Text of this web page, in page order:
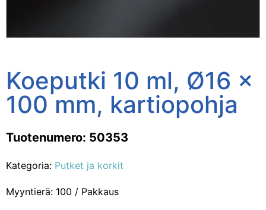
Koeputki 10 ml, Ø16 x
100 mm, kartiopohja
Tuotenumero: 50353
Kategoria: Putket ja korkit
Myyntierä: 100 / Pakkaus